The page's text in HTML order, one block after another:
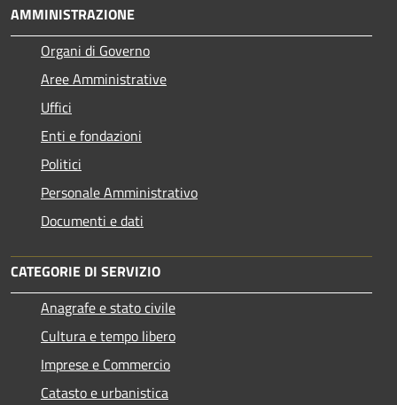
AMMINISTRAZIONE
Organi di Governo
Aree Amministrative
Uffici
Enti e fondazioni
Politici
Personale Amministrativo
Documenti e dati
CATEGORIE DI SERVIZIO
Anagrafe e stato civile
Cultura e tempo libero
Imprese e Commercio
Catasto e urbanistica